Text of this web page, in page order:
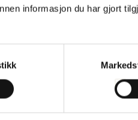
informasjon du har gjort
2026 – nye satser